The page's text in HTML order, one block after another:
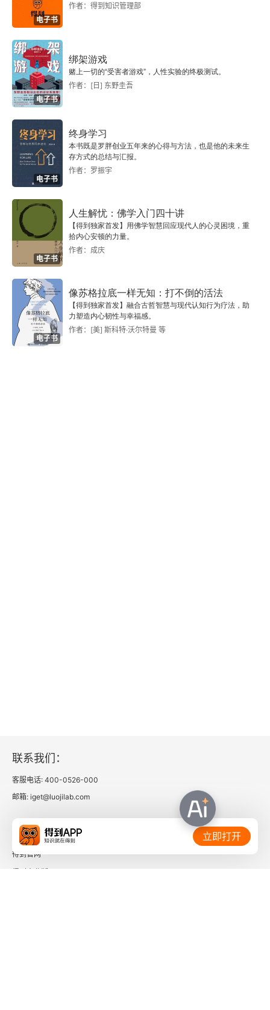
电子书
作者：得到知识管理部
电子书
绑架游戏
赌上一切的“受害者游戏”，人性实验的终极测试。
作者：[日] 东野圭吾
电子书
终身学习
本书既是罗胖创业五年来的心得与方法，也是他的未来生
存方式的总结与汇报。
作者：罗振宇
电子书
人生解忧：佛学入门四十讲
【得到独家首发】用佛学智慧回应现代人的心灵困境，重
拾内心安顿的力量。
作者：成庆
电子书
像苏格拉底一样无知：打不倒的活法
【得到独家首发】融合古哲智慧与现代认知行为疗法，助
力塑造内心韧性与幸福感。
作者：[美] 斯科特·沃尔特曼 等
联系我们：
客服电话: 400-0526-000
邮箱: iget@luojilab.com
相关链接：
得到官网
立即打开